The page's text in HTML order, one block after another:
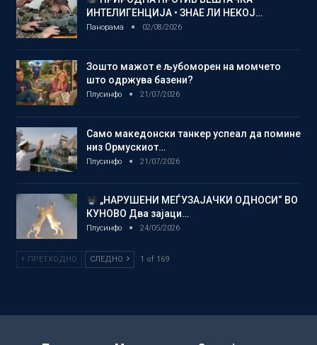
ИНТЕЛИГЕНЦИЈА • ЗНАЕ ЛИ НЕКОЈ…
Панорама 02/08/2026
Зошто мажот е љубоморен на момчето
што одржува базени?
Плусинфо 21/07/2026
Само македонски танкер успеал да помине
низ Ормускиот…
Плусинфо 21/07/2026
„НАРУШЕНИ МЕЃУЗАЈАЧКИ ОДНОСИ“ ВО
КУНОВО Два зајаци…
Плусинфо 24/05/2026
ПРЕТХОДНО СЛЕДНО 1 of 169